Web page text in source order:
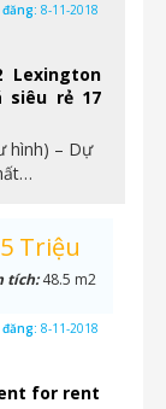
Lexington
siêu rẻ 17
hình) – Dự
8-11-2018
for rent
Triệu
tích:48.5 m2
8-11-2018